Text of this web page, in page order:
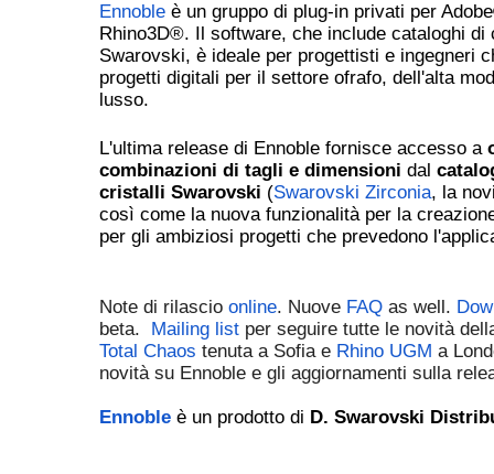
Ennoble è un gruppo di plug-in privati per
Rhino3D®. Il software, che include cataloghi di
Swarovski, è ideale per progettisti e ingegneri
progetti digitali per il settore ofrafo, dell'alta
lusso.
L'ultima release di Ennoble fornisce accesso a
combinazioni di tagli e dimensioni dal
cristalli Swarovski (Swarovski Zirconia, la
così come la nuova funzionalità per la
per gli ambiziosi progetti che prevedono
Note di rilascio online. Nuove FAQ as well.
beta. Mailing list per seguire tutte le novità
Total Chaos tenuta a Sofia e Rhino UGM a
novità su Ennoble e gli aggiornamenti sulla
Ennoble è un prodotto di D. Swarovski